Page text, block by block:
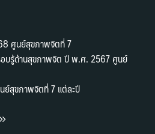
ศูนย์สุขภาพจิตที่ 7
อบรู้ด้านสุขภาพจิต ปี พ.ศ. 2567 ศูนย์
ย์สุขภาพจิตที่ 7 แต่ละปี